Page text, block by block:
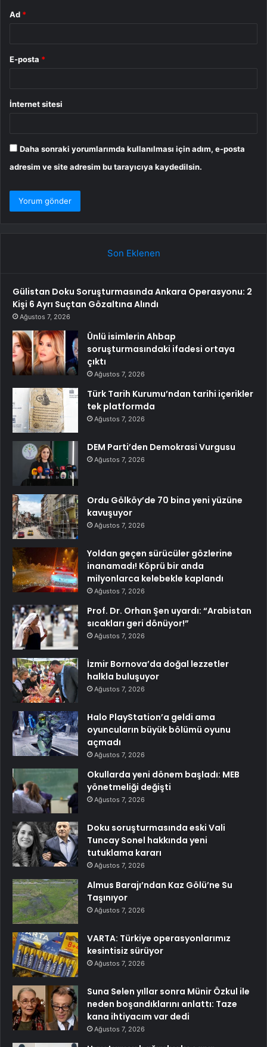
Ad *
E-posta *
İnternet sitesi
Daha sonraki yorumlarımda kullanılması için adım, e-posta
adresim ve site adresim bu tarayıcıya kaydedilsin.
Son Eklenen
Gülistan Doku Soruşturmasında Ankara Operasyonu: 2
Kişi 6 Ayrı Suçtan Gözaltına Alındı
Ağustos 7, 2026
Ünlü isimlerin Ahbap
soruşturmasındaki ifadesi ortaya
çıktı
Ağustos 7, 2026
Türk Tarih Kurumu’ndan tarihi içerikler
tek platformda
Ağustos 7, 2026
DEM Parti’den Demokrasi Vurgusu
Ağustos 7, 2026
Ordu Gölköy’de 70 bina yeni yüzüne
kavuşuyor
Ağustos 7, 2026
Yoldan geçen sürücüler gözlerine
inanamadı! Köprü bir anda
milyonlarca kelebekle kaplandı
Ağustos 7, 2026
Prof. Dr. Orhan Şen uyardı: “Arabistan
sıcakları geri dönüyor!”
Ağustos 7, 2026
İzmir Bornova’da doğal lezzetler
halkla buluşuyor
Ağustos 7, 2026
Halo PlayStation’a geldi ama
oyuncuların büyük bölümü oyunu
açmadı
Ağustos 7, 2026
Okullarda yeni dönem başladı: MEB
yönetmeliği değişti
Ağustos 7, 2026
Doku soruşturmasında eski Vali
Tuncay Sonel hakkında yeni
tutuklama kararı
Ağustos 7, 2026
Almus Barajı’ndan Kaz Gölü’ne Su
Taşınıyor
Ağustos 7, 2026
VARTA: Türkiye operasyonlarımız
kesintisiz sürüyor
Ağustos 7, 2026
Suna Selen yıllar sonra Münir Özkul ile
neden boşandıklarını anlattı: Taze
kana ihtiyacım var dedi
Ağustos 7, 2026